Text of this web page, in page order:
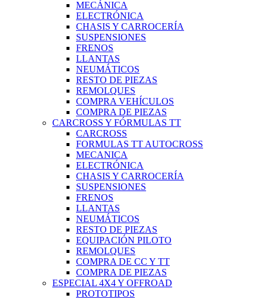
MECÁNICA
ELECTRÓNICA
CHASIS Y CARROCERÍA
SUSPENSIONES
FRENOS
LLANTAS
NEUMÁTICOS
RESTO DE PIEZAS
REMOLQUES
COMPRA VEHÍCULOS
COMPRA DE PIEZAS
CARCROSS Y FÓRMULAS TT
CARCROSS
FORMULAS TT AUTOCROSS
MECANICA
ELECTRÓNICA
CHASIS Y CARROCERÍA
SUSPENSIONES
FRENOS
LLANTAS
NEUMÁTICOS
RESTO DE PIEZAS
EQUIPACIÓN PILOTO
REMOLQUES
COMPRA DE CC Y TT
COMPRA DE PIEZAS
ESPECIAL 4X4 Y OFFROAD
PROTOTIPOS